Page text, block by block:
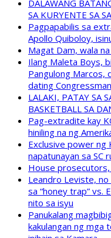
DALAWANG
SA KURYENTE SA
Pagpapabilis sa
Apollo Quiboloy,
Magat Dam, wala
Ilang Maleta Boys,
Pangulong Marcos,
dating
LALAKI, PATAY SA
BASKETBALL SA
Pag-extradite kay
hiniling na ng
Exclusive power ng
napatunayan sa SC
House prosecutors,
Leandro Leviste,
sa “honey trap” vs.
nito sa isyu
Panukalang
kakulangan ng mga